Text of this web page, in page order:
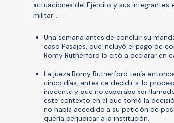
actuaciones del Ejército y sus
militar”.
Una semana antes de concluir su
caso Pasajes, que incluyó el pago de
Romy Rutherford lo citó a declarar en
La jueza Romy Rutherford tenía
cinco días, antes de decidir si lo
inocente y que no esperaba ser
este contexto en el que tomó la
no había accedido a su petición de
quería perjudicar a la institución.